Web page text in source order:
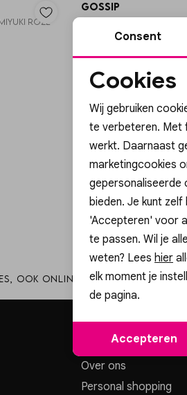
ROZE
Gossip
Altijd
Schrijf je in voor
Hoe we
ook online Gratis
Gossip
Over ons
Personal shopping
cookies
Consent
Cookies
Wij gebruiken
te verbeteren. Met
werkt. Daarnaast
marketingcookies
gepersonaliseerde
bieden. Je kunt
'Accepteren' voor
te passen. Wil je
weten? Lees hier
elk moment je
de pagina.
Accepteren